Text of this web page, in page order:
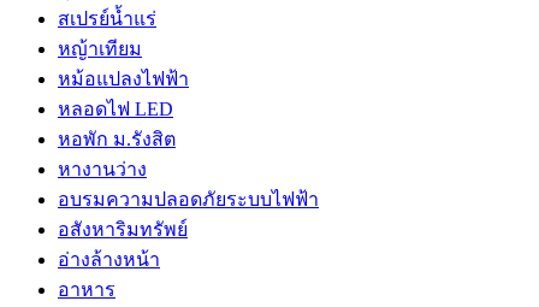
สเปรย์น้ำแร่
หญ้าเทียม
หม้อแปลงไฟฟ้า
หลอดไฟ LED
หอพัก ม.รังสิต
หางานว่าง
อบรมความปลอดภัยระบบไฟฟ้า
อสังหาริมทรัพย์
อ่างล้างหน้า
อาหาร